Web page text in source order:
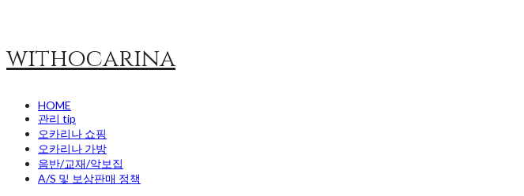
withocarina
HOME
관리 tip
오카리나 쇼핑
오카리나 가방
음반/교재/악보집
A/S 및 보상판매 정책